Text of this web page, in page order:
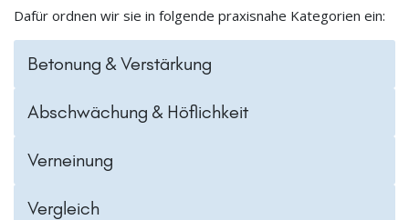
Dafür ordnen wir sie in folgende praxisnahe Kategorien ein:
Betonung & Verstärkung
Abschwächung & Höflichkeit
Verneinung
Vergleich